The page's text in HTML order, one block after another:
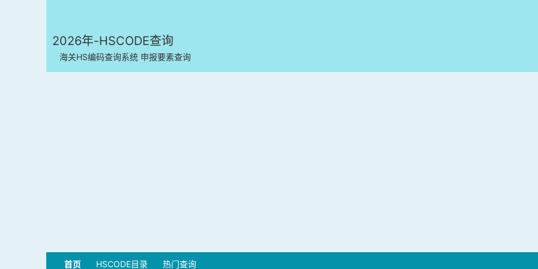
2026年-HSCODE查询
海关HS编码查询系统 申报要素查询
首页 HSCODE目录 热门查询